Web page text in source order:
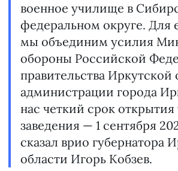
военное училище в
федеральном округе. Для
мы объединим усилия
обороны Российской
правительства Иркутской
администрации города
нас четкий срок открытия
заведения — 1 сентября
сказал врио губернатора
области Игорь Кобзев.